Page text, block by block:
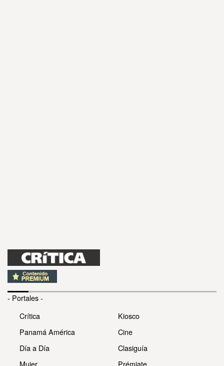
- Portales -
Crítica
Panamá América
Día a Día
Mujer
Kiosco
Cine
Clasiguía
Prémiate